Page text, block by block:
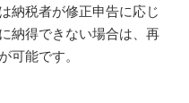
納税者が修正申告に応じ
納得できない場合は、再
可能です。